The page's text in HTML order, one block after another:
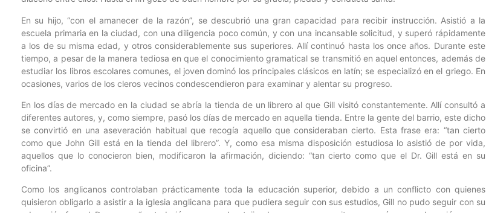
En su hijo, “con el amanecer de la razón”, se descubrió una gran capacidad para recibir instrucción. Asistió a la
escuela primaria en la ciudad, con una diligencia poco común, y con una incansable solicitud, y superó rápidamente
a los de su misma edad, y otros considerablemente sus superiores. Allí continuó hasta los once años. Durante este
tiempo, a pesar de la manera tediosa en que el conocimiento gramatical se transmitió en aquel entonces, además de
estudiar los libros escolares comunes, el joven dominó los principales clásicos en latín; se especializó en el griego. En
ocasiones, varios de los cleros vecinos condescendieron para examinar y alentar su progreso.
En los días de mercado en la ciudad se abría la tienda de un librero al que Gill visitó constantemente. Allí consultó a
diferentes autores, y, como siempre, pasó los días de mercado en aquella tienda. Entre la gente del barrio, este dicho
se convirtió en una aseveración habitual que recogía aquello que consideraban cierto. Esta frase era: “tan cierto
como que John Gill está en la tienda del librero”. Y, como esa misma disposición estudiosa lo asistió de por vida,
aquellos que lo conocieron bien, modificaron la afirmación, diciendo: “tan cierto como que el Dr. Gill está en su
oficina”.
Como los anglicanos controlaban prácticamente toda la educación superior, debido a un conflicto con quienes
quisieron obligarlo a asistir a la iglesia anglicana para que pudiera seguir con sus estudios, Gill no pudo seguir con su